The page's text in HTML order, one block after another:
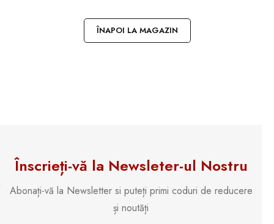
ÎNAPOI LA MAGAZIN
Înscrieți-vă la Newsleter-ul Nostru
Abonați-vă la Newsletter si puteți primi coduri de reducere
și noutăți